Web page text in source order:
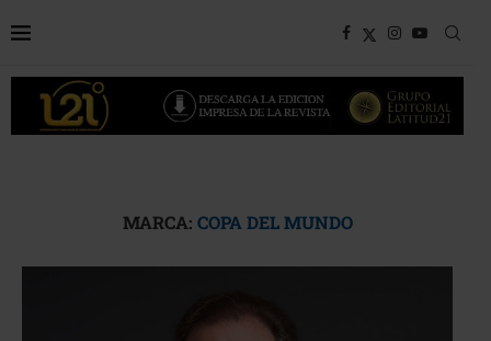
MARCA: COPA DEL MUNDO